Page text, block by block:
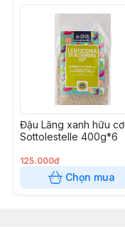
Đậu Lăng xanh hữu cơ
Sottolestelle 400g*6
125.000đ
Chọn mua